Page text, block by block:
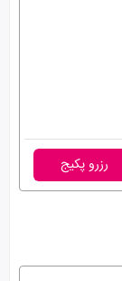
رزرو پکیج